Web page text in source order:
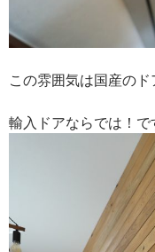
この雰囲気は国産の
輸入ドアならでは！で